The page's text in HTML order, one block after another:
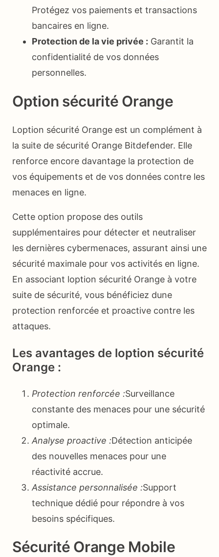
Protégez vos paiements et transactions
bancaires en ligne.
Protection de la vie privée : Garantit la
confidentialité de vos données
personnelles.
Option sécurité Orange
Loption sécurité Orange est un complément à
la suite de sécurité Orange Bitdefender. Elle
renforce encore davantage la protection de
vos équipements et de vos données contre les
menaces en ligne.
Cette option propose des outils
supplémentaires pour détecter et neutraliser
les dernières cybermenaces, assurant ainsi une
sécurité maximale pour vos activités en ligne.
En associant loption sécurité Orange à votre
suite de sécurité, vous bénéficiez dune
protection renforcée et proactive contre les
attaques.
Les avantages de loption sécurité
Orange :
Protection renforcée :Surveillance
constante des menaces pour une sécurité
optimale.
Analyse proactive :Détection anticipée
des nouvelles menaces pour une
réactivité accrue.
Assistance personnalisée :Support
technique dédié pour répondre à vos
besoins spécifiques.
Sécurité Orange Mobile